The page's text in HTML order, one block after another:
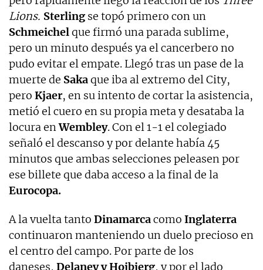
Lions. Sterlingse topó primero con un
Schmeichelque firmó una parada sublime,
pero un minuto después ya el cancerbero no
pudo evitar el empate. Llegó tras un pase de la
muerte de Sakaque iba al extremo del City,
pero Kjaer, en su intento de cortar la asistencia,
metió el cuero en su propia meta y desataba la
locura enWembley. Con el 1-1 el colegiado
señaló el descanso y por delante había 45
minutos que ambas selecciones peleasen por
ese billete que daba acceso a la final de la
Eurocopa.
A la vuelta tanto Dinamarcacomo Inglaterra
continuaron manteniendo un duelo precioso en
el centro del campo. Por parte de los
daneses, Delaney y Hojbjerg, y por el lado